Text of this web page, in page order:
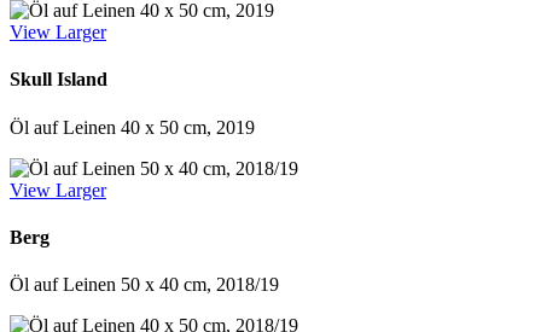
View Larger
Skull Island
Öl auf Leinen 40 x 50 cm, 2019
View Larger
Berg
Öl auf Leinen 50 x 40 cm, 2018/19